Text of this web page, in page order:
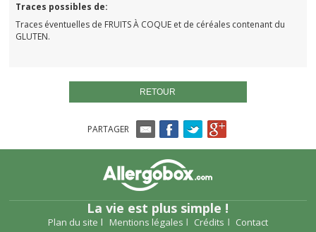
Traces possibles de:
Traces éventuelles de FRUITS À COQUE et de céréales contenant du
GLUTEN.
RETOUR
PARTAGER
La vie est plus simple !
Plan du site Mentions légales Crédits Contact